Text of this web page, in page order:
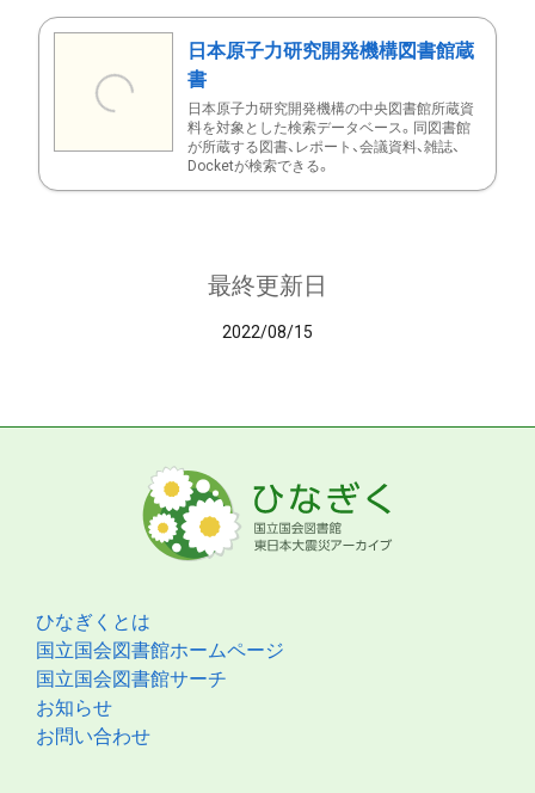
日本原子力研究開発機構図書館蔵
書
日本原子力研究開発機構の中央図書館所蔵資
料を対象とした検索データベース。同図書館
が所蔵する図書、レポート、会議資料、雑誌、
Docketが検索できる。
最終更新日
2022/08/15
ひなぎくとは
国立国会図書館ホームページ
国立国会図書館サーチ
お知らせ
お問い合わせ